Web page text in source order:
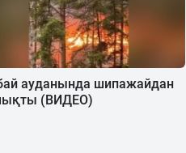
ауданында шипажайдан
(ВИДЕО)